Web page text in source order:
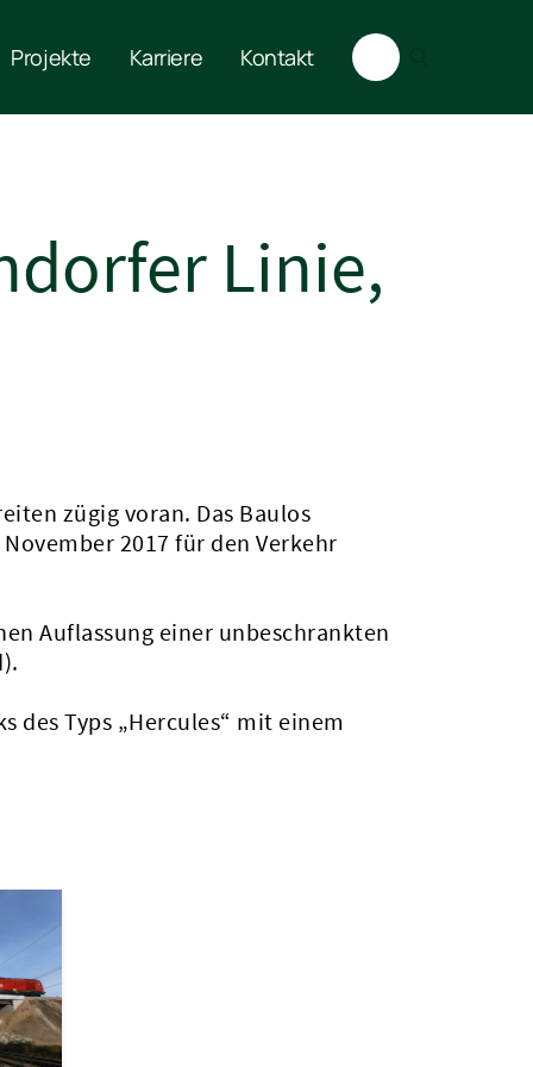
Projekte Karriere Kontakt
Linie,
zügig voran. Das Baulos
2017 für den Verkehr
Auflassung einer unbeschrankten
des Typs „Hercules“ mit einem